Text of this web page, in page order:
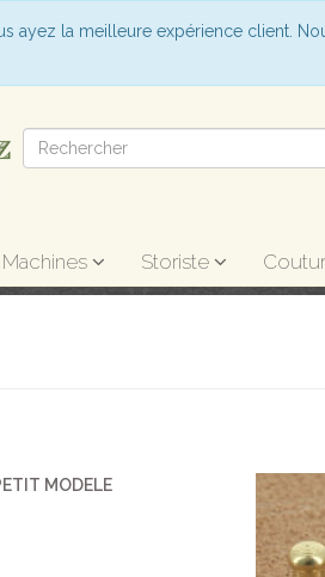
ayez la meilleure expérience client.
Storiste
MODELE